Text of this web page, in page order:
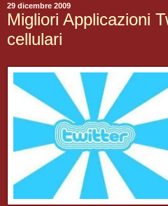
29 dicembre 2009
Migliori Applicazioni
cellulari